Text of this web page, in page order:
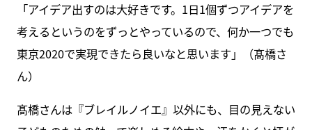
「アイデア出すのは大好きです。1日1個ずつアイデアを
考えるというのをずっとやっているので、何か一つでも
東京2020で実現できたら良いなと思います」（髙橋さ
ん）
髙橋さんは『ブレイルノイエ』以外にも、目の見えない